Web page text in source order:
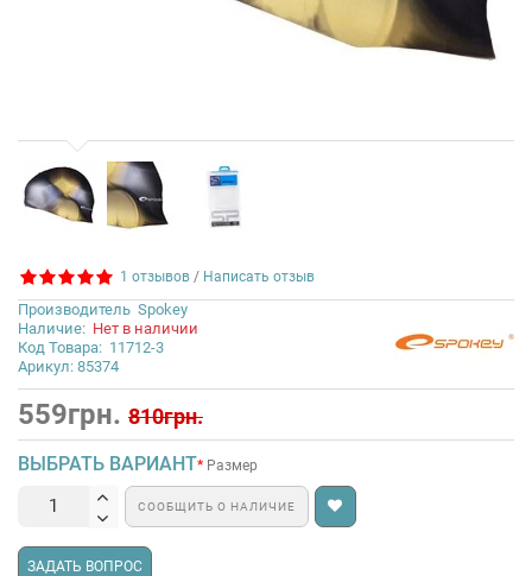
1 отзывов / Написать отзыв
Производитель Spokey
Наличие: Нет в наличии
Код Товара: 11712-3
Арикул: 85374
559грн. 810грн.
ВЫБРАТЬ ВАРИАНТ Размер
СООБЩИТЬ О НАЛИЧИЕ
ЗАДАТЬ ВОПРОС